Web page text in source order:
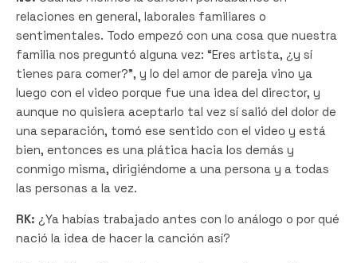
relaciones en general, laborales familiares o
sentimentales. Todo empezó con una cosa que nuestra
familia nos preguntó alguna vez: “Eres artista, ¿y sí
tienes para comer?”, y lo del amor de pareja vino ya
luego con el video porque fue una idea del director, y
aunque no quisiera aceptarlo tal vez sí salió del dolor de
una separación, tomó ese sentido con el video y está
bien, entonces es una plática hacia los demás y
conmigo misma, dirigiéndome a una persona y a todas
las personas a la vez.
RK: ¿Ya habías trabajado antes con lo análogo o por qué
nació la idea de hacer la canción así?